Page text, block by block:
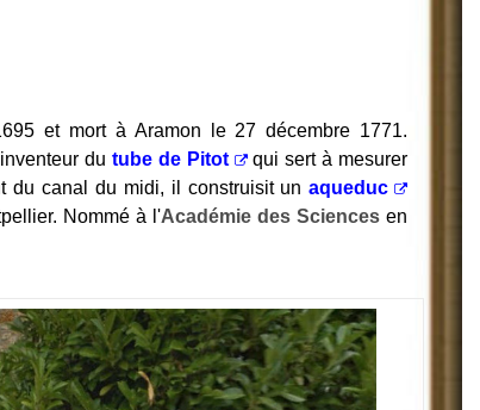
et mort à Aramon le 27 décembre 1771.
du tube de Pitot
qui sert à mesurer
du canal du midi, il construisit unaqueduc
Nommé à l'Académie des Sciences en